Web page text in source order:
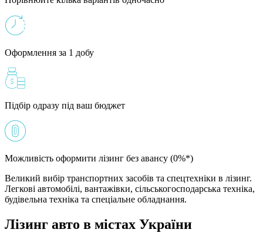
Оформлення за 1 добу
Підбір одразу під ваш бюджет
Можливість оформити лізинг без авансу (0%*)
Великий вибір транспортних засобів та спецтехніки в лізинг.
Легкові автомобілі, вантажівки, сільськогосподарська техніка,
будівельна техніка та спеціальне обладнання.
Лізинг авто в містах України